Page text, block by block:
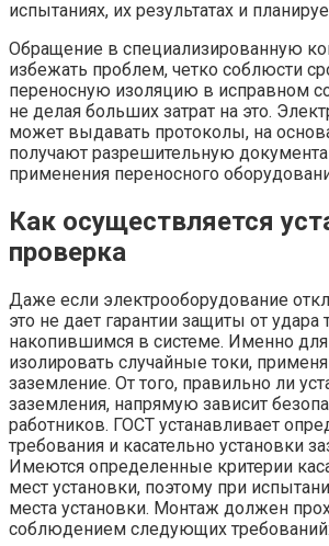
испытаниях, их результатах и
Обращение в специализированную
избежать проблем, четко соблюсти
переносную изоляцию в исправном
не делая больших затрат на это.
может выдавать протоколы, на
получают разрешительную
применения переносного
Как осуществляется
проверка
Даже если электрооборудование
это не дает гарантии защиты от удара
накопившимся в системе. Именно для
изолировать случайные токи,
заземление. От того, правильно ли
заземления, напрямую зависит
работников. ГОСТ устанавливает
требования и касательно установки
Имеются определенные критерии
мест установки, поэтому при
места установки. Монтаж должен
соблюдением следующих требований: